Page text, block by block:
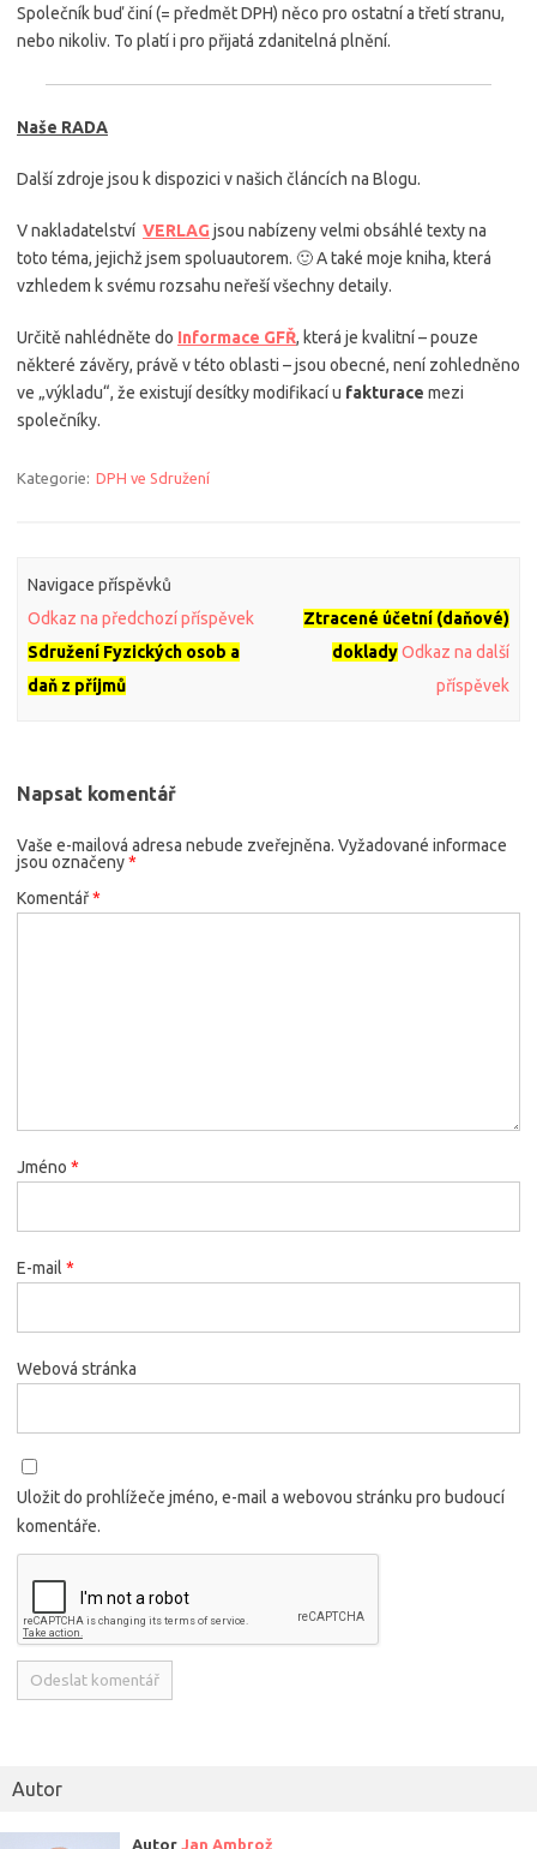
Společník buď činí (= předmět DPH) něco pro ostatní a třetí stranu,
nebo nikoliv. To platí i pro přijatá zdanitelná plnění.
Naše RADA
Další zdroje jsou k dispozici v našich článcích na Blogu.
V nakladatelství VERLAG jsou nabízeny velmi obsáhlé texty na
toto téma, jejichž jsem spoluautorem. 🙂 A také moje kniha, která
vzhledem k svému rozsahu neřeší všechny detaily.
Určitě nahlédněte do Informace GFŘ, která je kvalitní – pouze
některé závěry, právě v této oblasti – jsou obecné, není zohledněno
ve „výkladu“, že existují desítky modifikací u fakturace mezi
společníky.
Kategorie: DPH ve Sdružení
Navigace příspěvků
Odkaz na předchozí příspěvek
Sdružení Fyzických osob a
daň z příjmů
Ztracené účetní (daňové)
doklady Odkaz na další
příspěvek
Napsat komentář
Vaše e-mailová adresa nebude zveřejněna. Vyžadované informace
jsou označeny*
Komentář*
Jméno *
E-mail *
Webová stránka
Uložit do prohlížeče jméno, e-mail a webovou stránku pro budoucí
komentáře.
Autor
Autor Jan Ambrož